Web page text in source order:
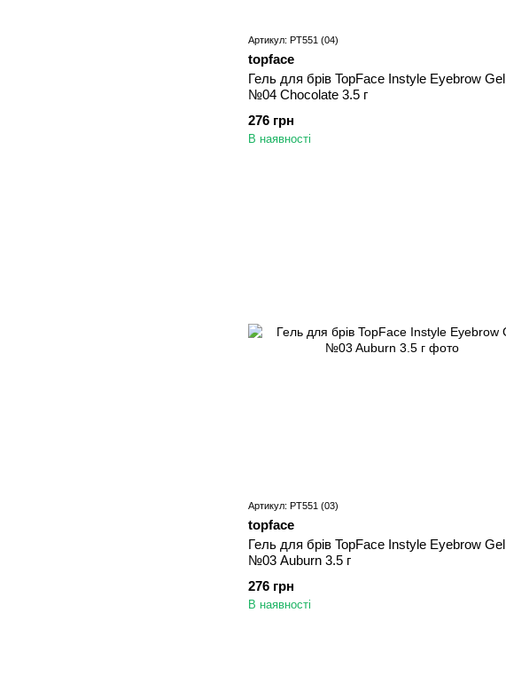
Артикул: PT551 (04)
topface
Гель для брів TopFace Instyle Eyebrow Gel
№04 Chocolate 3.5 г
276 грн
В наявності
Артикул: PT551 (03)
topface
Гель для брів TopFace Instyle Eyebrow Gel
№03 Auburn 3.5 г
276 грн
В наявності